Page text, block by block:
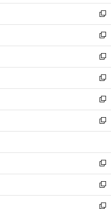
開
く
ウ
で
開
く
ン
ド
ウ
で
開
く
ウ
ィ
ン
ド
ウ
で
開
く
し
い
ウ
ィ
ン
ド
ウ
で
開
く
新
し
い
ウ
ィ
ン
ド
ウ
で
開
く
新
し
い
ウ
ィ
ン
ド
ウ
で
開
新
し
い
ウ
ィ
ン
ド
ウ
開
く
新
し
い
ウ
ィ
ン
ウ
で
開
く
新
し
い
ウ
ン
ド
ウ
で
開
く
新
し
ウ
ィ
ン
ド
ウ
で
新
し
い
ウ
ィ
新
し